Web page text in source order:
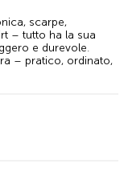
scarpe,
– tutto ha la sua
e durevole.
– pratico, ordinato,